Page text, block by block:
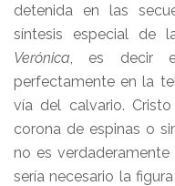
detenida en las
síntesis especial de
Verónica , es decir
perfectamente en la
vía del calvario.
corona de espinas o
no es verdaderamente
sería necesario la